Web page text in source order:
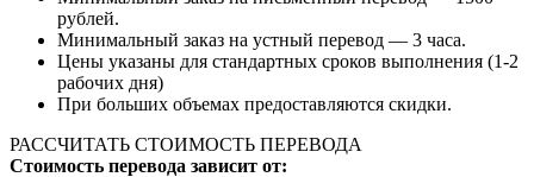
рублей.
Минимальный заказ на устный перевод — 3 часа.
Цены указаны для стандартных сроков выполнения (1-2
рабочих дня)
При больших объемах предоставляются скидки.
РАССЧИТАТЬ СТОИМОСТЬ ПЕРЕВОДА
Стоимость перевода зависит от: